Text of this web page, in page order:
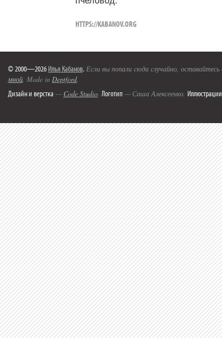
HTTPS://KABANOV.ORG
© 2000—2026 Илья Кабанов. Если вы попали сюда случайно,
мной. Made in Deptford.
Дизайн и верстка — Code Studio. Логотип — Саша Алексеенко. Иллюстрации